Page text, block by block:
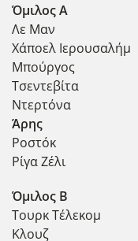
Όμιλος A
Λε Μαν
Χάποελ Ιερουσαλήμ
Μπούργος
Τσεντεβίτα
Ντερτόνα
Άρης
Ροστόκ
Ρίγα Ζέλι
Όμιλος Β
Τουρκ Τέλεκομ
Κλουζ